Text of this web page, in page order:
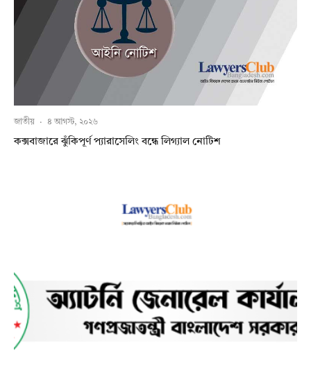
জাতীয় · ৪ আগস্ট, ২০২৬
কক্সবাজারে ঝুঁকিপূর্ণ প্যারাসেলিং বন্ধে লিগ্যাল নোটিশ